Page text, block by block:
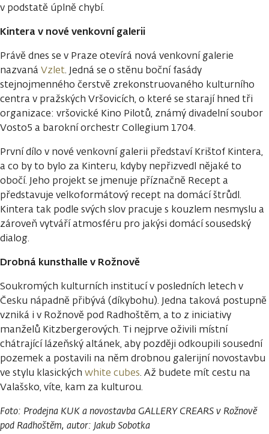
v podstatě úplně chybí.
Kintera v nové venkovní galerii
Právě dnes se v Praze otevírá nová venkovní galerie
nazvaná Vzlet. Jedná se o stěnu boční fasády
stejnojmenného čerstvě zrekonstruovaného kulturního
centra v pražských Vršovicích, o které se starají hned tři
organizace: vršovické Kino Pilotů, známý divadelní soubor
Vosto5 a barokní orchestr Collegium 1704.
První dílo v nové venkovní galerii představí Krištof Kintera,
a co by to bylo za Kinteru, kdyby nepřizvedl nějaké to
obočí. Jeho projekt se jmenuje příznačně Recept a
představuje velkoformátový recept na domácí štrůdl.
Kintera tak podle svých slov pracuje s kouzlem nesmyslu a
zároveň vytváří atmosféru pro jakýsi domácí sousedský
dialog.
Drobná kunsthalle v Rožnově
Soukromých kulturních institucí v posledních letech v
Česku nápadně přibývá (díkybohu). Jedna taková postupně
vzniká i v Rožnově pod Radhoštěm, a to z iniciativy
manželů Kitzbergerových. Ti nejprve oživili místní
chátrající lázeňský altánek, aby později odkoupili sousední
pozemek a postavili na něm drobnou galerijní novostavbu
ve stylu klasických white cubes. Až budete mít cestu na
Valašsko, víte, kam za kulturou.
Foto: Prodejna KUK a novostavba GALLERY CREARS v Rožnově
pod Radhoštěm, autor: Jakub Sobotka